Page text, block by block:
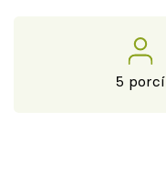
5 porcí